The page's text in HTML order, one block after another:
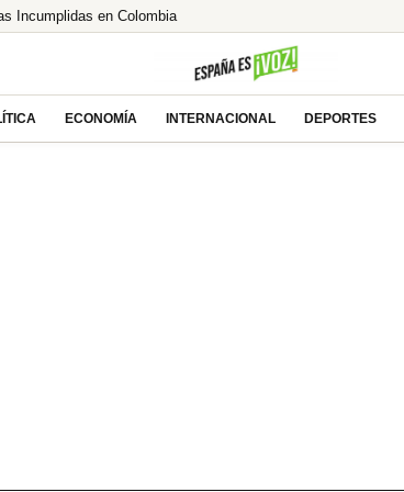
Incumplidas en Colombia
ante las esperanzas de acuerdo entre EEUU
de Brasil! ¿El asalto a los 13€ es inminente?
tras la millonaria compra
saca a Akhannouch de sus vacaciones de lujo
ECONOMÍA INTERNACIONAL DEPORTES